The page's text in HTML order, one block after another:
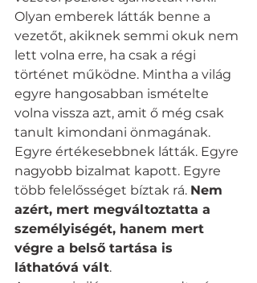
Olyan emberek látták benne a
vezetőt, akiknek semmi okuk nem
lett volna erre, ha csak a régi
történet működne. Mintha a világ
egyre hangosabban ismételte
volna vissza azt, amit ő még csak
tanult kimondani önmagának.
Egyre értékesebbnek látták. Egyre
nagyobb bizalmat kapott. Egyre
több felelősséget bíztak rá. Nem
azért, mert megváltoztatta a
személyiségét, hanem mert
végre a belső tartása is
láthatóvá vált.